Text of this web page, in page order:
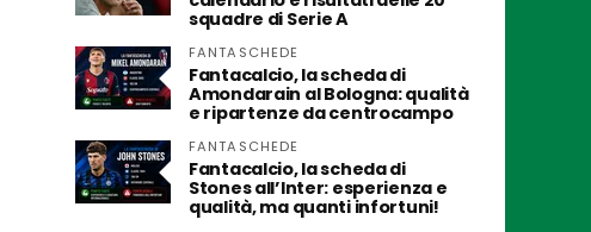
squadre di Serie A
FANTASCHEDE
Fantacalcio, la scheda di
Amondarain al Bologna: qualità
e ripartenze da centrocampo
FANTASCHEDE
Fantacalcio, la scheda di
Stones all’Inter: esperienza e
qualità, ma quanti infortuni!